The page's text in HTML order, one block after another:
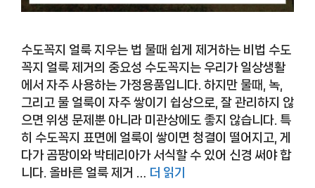
수도꼭지 얼룩 지우는 법 물때 쉽게 제거하는 비법 수도
꼭지 얼룩 제거의 중요성 수도꼭지는 우리가 일상생활
에서 자주 사용하는 가정용품입니다. 하지만 물때, 녹,
그리고 물 얼룩이 자주 쌓이기 쉽상으로, 잘 관리하지 않
으면 위생 문제뿐 아니라 미관상에도 좋지 않습니다. 특
히 수도꼭지 표면에 얼룩이 쌓이면 청결이 떨어지고, 게
다가 곰팡이와 박테리아가 서식할 수 있어 신경 써야 합
니다. 올바른 얼룩 제거 …
더 읽기